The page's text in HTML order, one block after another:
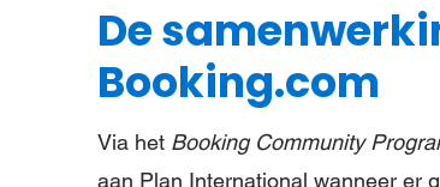
De
Booking.com
Via het Booking Community
aan Plan International wanneer er